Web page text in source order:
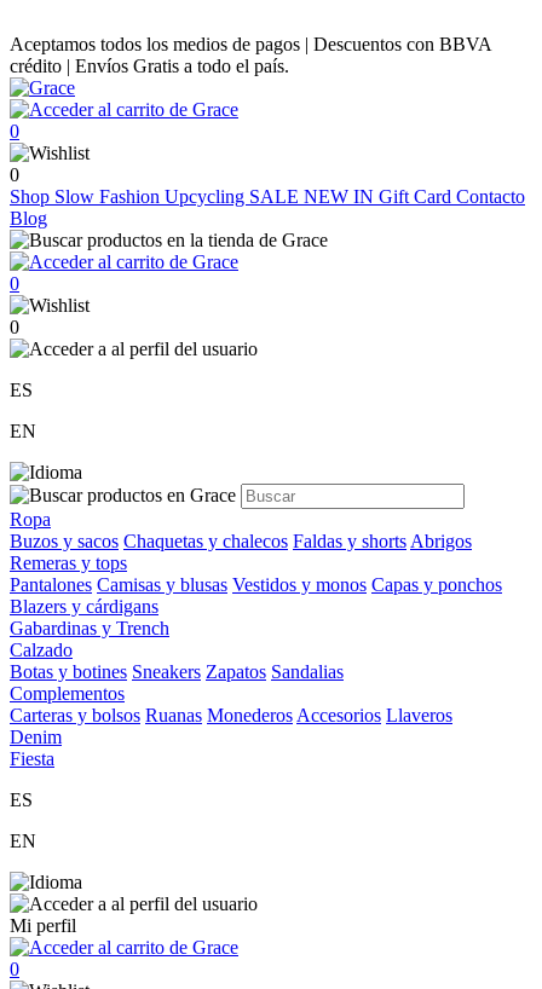
Aceptamos todos los medios de pagos | Descuentos con BBVA
crédito | Envíos Gratis a todo el país.
0
0
Shop Slow Fashion Upcycling SALE NEW IN Gift Card Contacto
Blog
0
0
ES
EN
Ropa
Buzos y sacos Chaquetas y chalecos Faldas y shorts Abrigos
Remeras y tops
Pantalones Camisas y blusas Vestidos y monos Capas y ponchos
Blazers y cárdigans
Gabardinas y Trench
Calzado
Botas y botines Sneakers Zapatos Sandalias
Complementos
Carteras y bolsos Ruanas Monederos Accesorios Llaveros
Denim
Fiesta
ES
EN
Mi perfil
0